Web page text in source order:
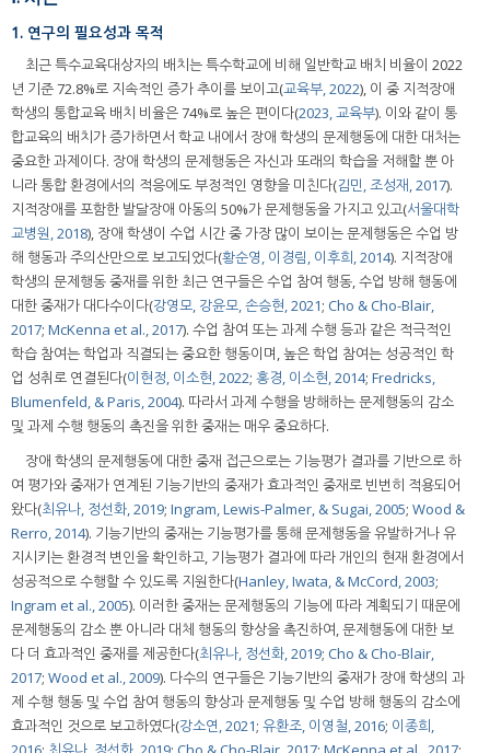
1. 연구의 필요성과 목적
최근 특수교육대상자의 배치는 특수학교에 비해 일반학교 배치 비율이 2022
년 기준 72.8%로 지속적인 증가 추이를 보이고(교육부, 2022), 이 중 지적장애
학생의 통합교육 배치 비율은 74%로 높은 편이다(2023, 교육부). 이와 같이 통
합교육의 배치가 증가하면서 학교 내에서 장애 학생의 문제행동에 대한 대처는
중요한 과제이다. 장애 학생의 문제행동은 자신과 또래의 학습을 저해할 뿐 아
니라 통합 환경에서의 적응에도 부정적인 영향을 미친다(김민, 조성재, 2017).
지적장애를 포함한 발달장애 아동의 50%가 문제행동을 가지고 있고(서울대학
교병원, 2018), 장애 학생이 수업 시간 중 가장 많이 보이는 문제행동은 수업 방
해 행동과 주의산만으로 보고되었다(황순영, 이경림, 이후희, 2014). 지적장애
학생의 문제행동 중재를 위한 최근 연구들은 수업 참여 행동, 수업 방해 행동에
대한 중재가 대다수이다(강영모, 강윤모, 손승현, 2021; Cho & Cho-Blair,
2017; McKenna et al., 2017). 수업 참여 또는 과제 수행 등과 같은 적극적인
학습 참여는 학업과 직결되는 중요한 행동이며, 높은 학업 참여는 성공적인 학
업 성취로 연결된다(이현정, 이소현, 2022; 홍경, 이소현, 2014; Fredricks,
Blumenfeld, & Paris, 2004). 따라서 과제 수행을 방해하는 문제행동의 감소
및 과제 수행 행동의 촉진을 위한 중재는 매우 중요하다.
장애 학생의 문제행동에 대한 중재 접근으로는 기능평가 결과를 기반으로 하
여 평가와 중재가 연계된 기능기반의 중재가 효과적인 중재로 빈번히 적용되어
왔다(최유나, 정선화, 2019; Ingram, Lewis-Palmer, & Sugai, 2005; Wood &
Rerro, 2014). 기능기반의 중재는 기능평가를 통해 문제행동을 유발하거나 유
지시키는 환경적 변인을 확인하고, 기능평가 결과에 따라 개인의 현재 환경에서
성공적으로 수행할 수 있도록 지원한다(Hanley, Iwata, & McCord, 2003;
Ingram et al., 2005). 이러한 중재는 문제행동의 기능에 따라 계획되기 때문에
문제행동의 감소 뿐 아니라 대체 행동의 향상을 촉진하여, 문제행동에 대한 보
다 더 효과적인 중재를 제공한다(최유나, 정선화, 2019; Cho & Cho-Blair,
2017; Wood et al., 2009). 다수의 연구들은 기능기반의 중재가 장애 학생의 과
제 수행 행동 및 수업 참여 행동의 향상과 문제행동 및 수업 방해 행동의 감소에
효과적인 것으로 보고하였다(강소연, 2021; 유환조, 이영철, 2016; 이종희,